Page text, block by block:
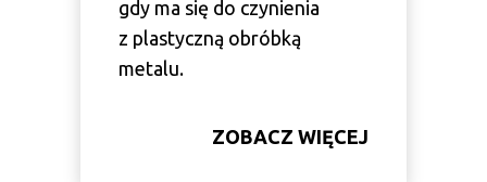
gdy ma się do czynienia
z plastyczną obróbką
metalu.
ZOBACZ WIĘCEJ